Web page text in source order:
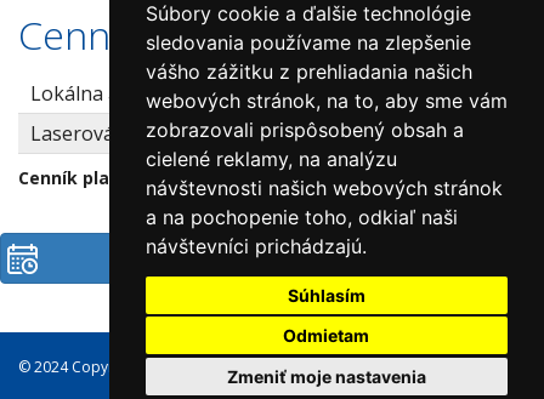
Súbory cookie a ďalšie technológie
sledovania používame na zlepšenie
vášho zážitku z prehliadania našich
webových stránok, na to, aby sme vám
zobrazovali prispôsobený obsah a
cielené reklamy, na analýzu
návštevnosti našich webových stránok
a na pochopenie toho, odkiaľ naši
návštevníci prichádzajú.
Súhlasím
Odmietam
Zmeniť moje nastavenia
Cenník
Lokálna anestéza krém
20 €
Laserová liečba pigmentácií
od 70 €
Cenník platný od 13.6.2026
Objednať
© 2024 Copyright Dermatrend, s.r.o., všetky práva vyhradené